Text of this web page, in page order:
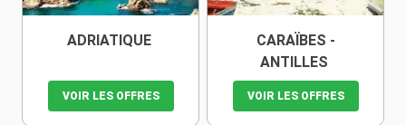
ADRIATIQUE
VOIR LES OFFRES
CARAÏBES -
ANTILLES
VOIR LES OFFRES